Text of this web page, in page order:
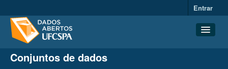
Entrar
Conjuntos de dados
Conjuntos de dados